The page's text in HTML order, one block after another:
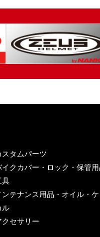
スタムパーツ
イクカバー・ロック・保管用
具
ンテナンス用品・オイル・ケ
ル
クセサリー